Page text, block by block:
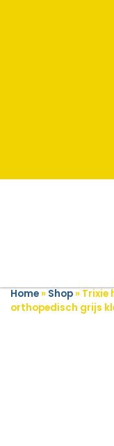
Home» Shop» Trixie
orthopedisch grijs